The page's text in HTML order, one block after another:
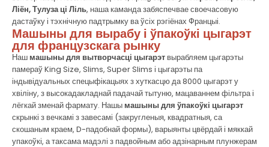
Ліён, Тулуза ці Ліль, наша каманда забяспечвае своечасовую
дастаўку і тэхнічную падтрымку ва ўсіх рэгіёнах Францыі.
Машыны для вырабу і ўпакоўкі цыгарэт
для французскага рынку
Наш машыны для вытворчасці цыгарэт вырабляем цыгарэты
памераў King Size, Slims, Super Slims і цыгарэты па
індывідуальных спецыфікацыях з хуткасцю да 8000 цыгарэт у
хвіліну, з высокадакладнай падачай тытуню, мацаваннем фільтра і
лёгкай зменай фармату. Нашы машыны для ўпакоўкі цыгарэт
скрынкі з вечкамі з завесамі (закругленыя, квадратныя, са
скошаным краем, D-падобнай формы), варыянты цвёрдай і мяккай
упакоўкі, а таксама мадэлі з падвойным або адзінарным плунжерам